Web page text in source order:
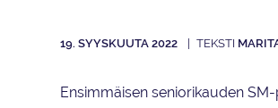
19. SYYSKUUTA 2022
Ensimmäisen seniorikauden